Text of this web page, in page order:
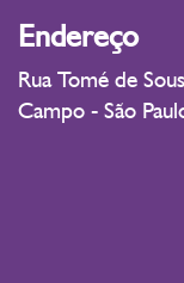
Endereço
Rua Tomé de
Campo - São